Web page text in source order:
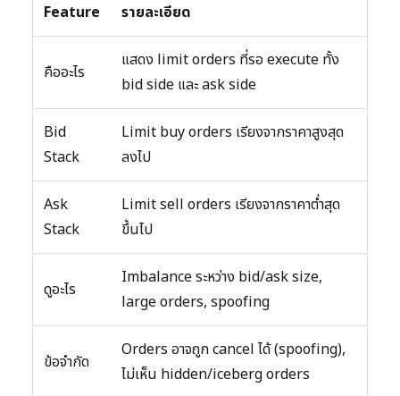
Feature รายละเอียด
คืออะไร
แสดง limit orders ที่รอ execute ทั้ง
bid side และ ask side
Bid
Stack
Limit buy orders เรียงจากราคาสูงสุด
ลงไป
Ask
Stack
Limit sell orders เรียงจากราคาต่ำสุด
ขึ้นไป
ดูอะไร
Imbalance ระหว่าง bid/ask size,
large orders, spoofing
ข้อจำกัด
Orders อาจถูก cancel ได้ (spoofing),
ไม่เห็น hidden/iceberg orders